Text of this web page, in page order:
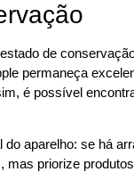
de
permaneça
é possível
aparelho: se há
mas priorize